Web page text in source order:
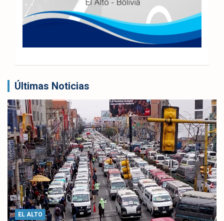
Últimas Noticias
EL ALTO